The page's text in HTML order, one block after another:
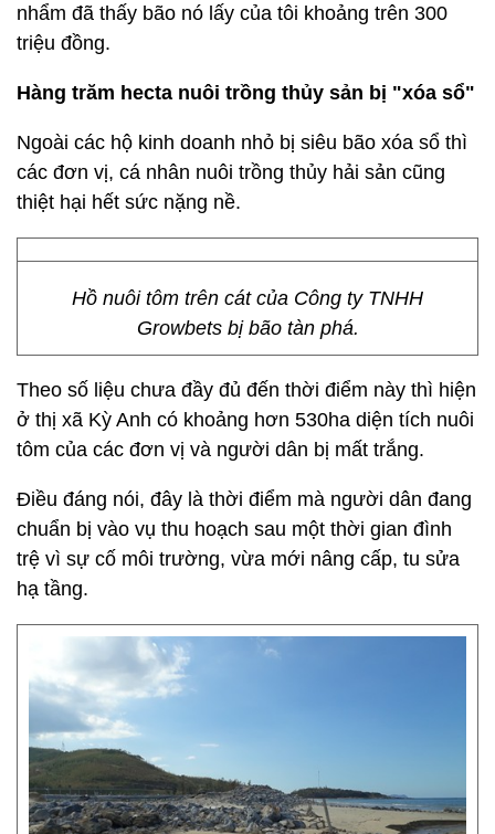
nhẩm đã thấy bão nó lấy của tôi khoảng trên 300
triệu đồng.
Hàng trăm hecta nuôi trồng thủy sản bị "xóa sổ"
Ngoài các hộ kinh doanh nhỏ bị siêu bão xóa sổ thì
các đơn vị, cá nhân nuôi trồng thủy hải sản cũng
thiệt hại hết sức nặng nề.
Hồ nuôi tôm trên cát của Công ty TNHH
Growbets bị bão tàn phá.
Theo số liệu chưa đầy đủ đến thời điểm này thì hiện
ở thị xã Kỳ Anh có khoảng hơn 530ha diện tích nuôi
tôm của các đơn vị và người dân bị mất trắng.
Điều đáng nói, đây là thời điểm mà người dân đang
chuẩn bị vào vụ thu hoạch sau một thời gian đình
trệ vì sự cố môi trường, vừa mới nâng cấp, tu sửa
hạ tầng.